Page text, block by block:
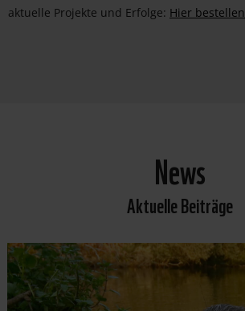
aktuelle Projekte und Erfolge: Hier bestellen
News
Aktuelle Beiträge